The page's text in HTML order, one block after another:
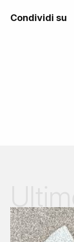
Condividi su